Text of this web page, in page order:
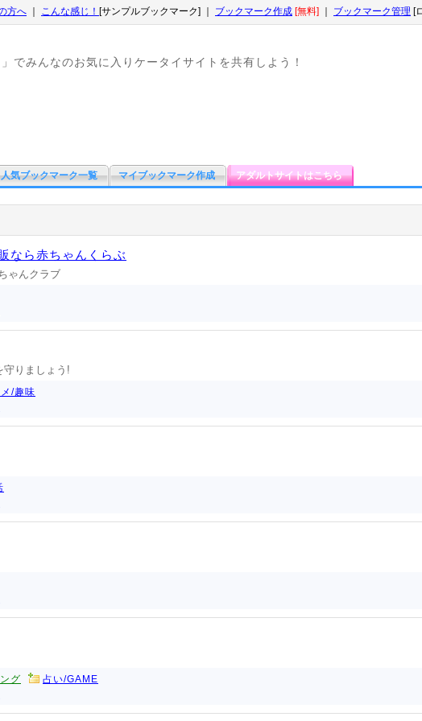
方へ こんな感じ！ [サンプルブックマーク] ｜ ブックマーク作成 [無料] ブックマーク管理 [
でみんなのお気に入りケータイサイトを共有しよう！
人気ブックマーク一覧 マイブックマーク作成 アダルトサイトはこちら
なら赤ちゃんくらぶ
ゃんクラブ
守りましょう!
/趣味
グ 占い/GAME